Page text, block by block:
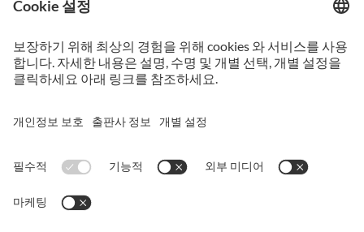
냉간 가공
플라스틱
스트립스틸
서비스
열처리
적층 가공